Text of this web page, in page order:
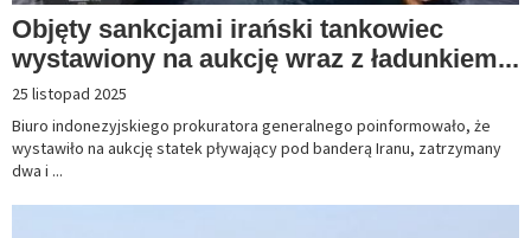
Objęty sankcjami irański tankowiec
wystawiony na aukcję wraz z ładunkiem...
25 listopad 2025
Biuro indonezyjskiego prokuratora generalnego poinformowało, że
wystawiło na aukcję statek pływający pod banderą Iranu, zatrzymany
dwa i ...